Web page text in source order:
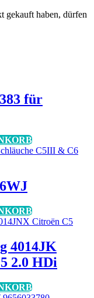
gekauft haben, dürfen
für
4014JK
2.0 HDi